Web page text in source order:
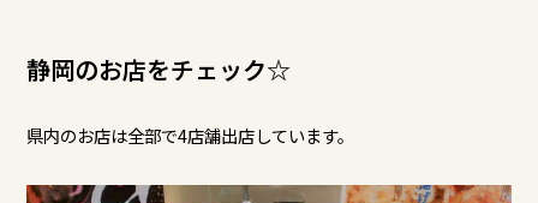
静岡のお店をチェック☆
県内のお店は全部で4店舗出店しています。